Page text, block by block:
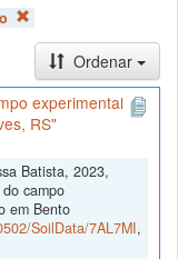
Ordenar
experimental
RS"
Batista, 2023,
campo
em Bento
SoilData/7AL7MI,